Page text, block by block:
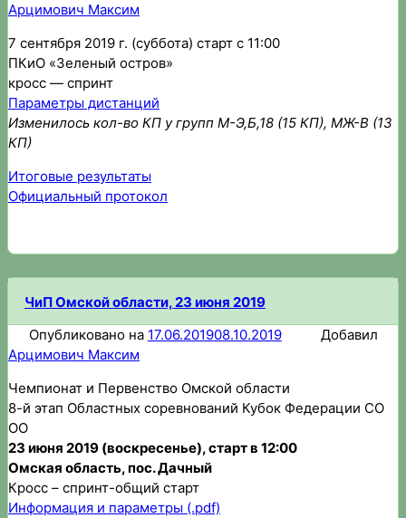
Арцимович Максим
7 сентября 2019 г. (суббота) старт с 11:00
ПКиО «Зеленый остров»
кросс — спринт
Параметры дистанций
Изменилось кол-во КП у групп М-Э,Б,18 (15 КП), МЖ-В (13
КП)
Итоговые результаты
Официальный протокол
ЧиП Омской области, 23 июня 2019
Опубликовано на 17.06.201908.10.2019
Добавил
Арцимович Максим
Чемпионат и Первенство Омской области
8-й этап Областных соревнований Кубок Федерации СО
ОО
23 июня 2019 (воскресенье), старт в 12:00
Омская область, пос. Дачный
Кросс – спринт-общий старт
Информация и параметры (.pdf)